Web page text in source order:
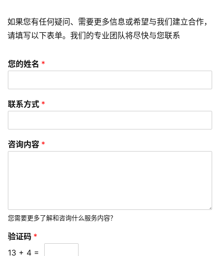
视
频
讯
享
见
问
题
如果您有任何疑问、需要更多信息或希望与我们建立合作，
请填写以下表单。我们的专业团队将尽快与您联系
您的姓名 *
联系方式 *
咨询内容 *
您需要更多了解和咨询什么服务内容？
验证码 *
13 + 4 =